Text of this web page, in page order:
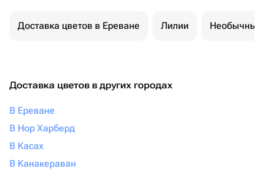
Доставка цветов в Ереване Лилии Необычные
Доставка цветов в других городах
В Ереване
В Нор Харберд
В Касах
В Канакераван